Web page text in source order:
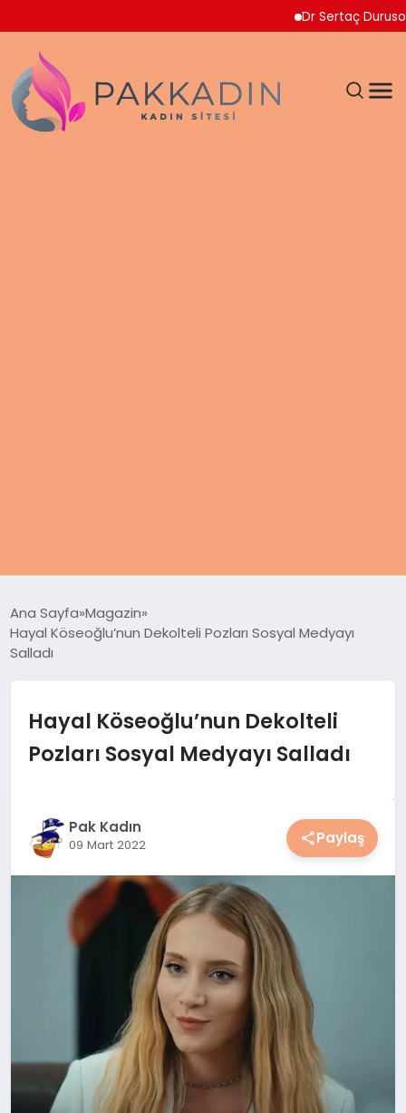
Dr Sertaç Durusoy
KADIN
MAGAZIN
YAŞAM
YEMEK
Ana Sayfa Magazin
Hayal Köseoğlu’nun Dekolteli Pozları Sosyal Medyayı
Salladı
Hayal Köseoğlu’nun Dekolteli
Pozları Sosyal Medyayı Salladı
Pak Kadın
09 Mart 2022 Paylaş